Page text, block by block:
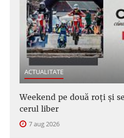
ACTUALITATE
Weekend pe două roți și
cerul liber
7 aug 2026